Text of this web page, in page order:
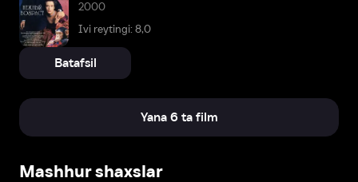
2000
Ivi reytingi: 8,0
Batafsil
Yana 6 ta film
Mashhur shaxslar